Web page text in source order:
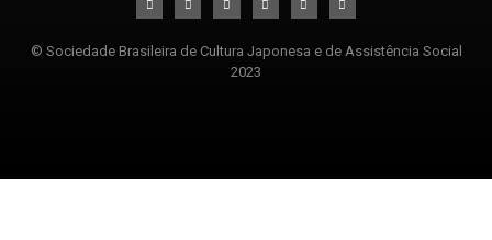
© Sociedade Brasileira de Cultura Japonesa e de Assistência Social
2023